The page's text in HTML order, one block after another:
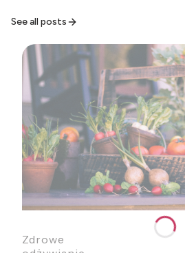
See all posts
Zdrowe